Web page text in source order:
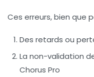
Ces erreurs, bien que
Des retards ou
La non-validation
Chorus Pro